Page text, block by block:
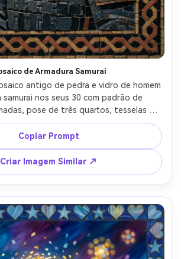
de Armadura Samurai
antigo de pedra e vidro de homem
samurai nos seus 30 com padrão de
pose de três quartos, tesselas de
detalhes metálicos em cobre, cacos de
movimento, borda geométrica
heroico e cinematográfico, textura de
de rejunte altamente detalhados,
lente 85mm, profundidade de
campo rasa --ar 4:5
Copiar Prompt
Criar Imagem Similar ↗